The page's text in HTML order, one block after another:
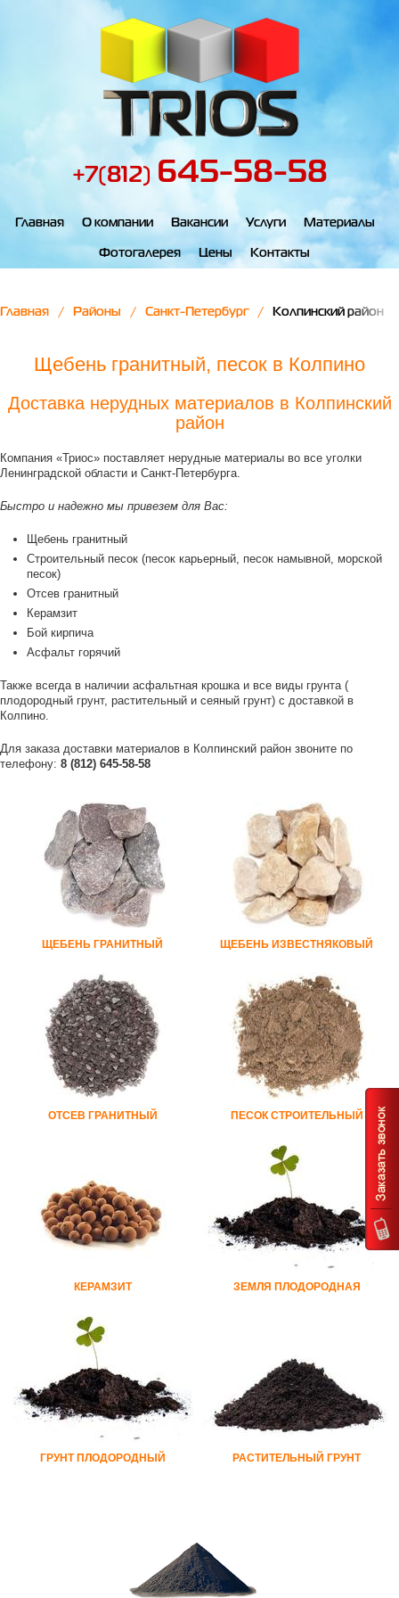
+7(812) 645-58-58
Главная О компании Вакансии Услуги Материалы
Фотогалерея Цены Контакты
Главная Районы Санкт-Петербург Колпинский район
Щебень гранитный, песок в Колпино
Доставка нерудных материалов в Колпинский
район
Компания «Триос» поставляет нерудные материалы во все уголки
Ленинградской области и Санкт-Петербурга.
Быстро и надежно мы привезем для Вас:
Щебень гранитный
Строительный песок (песок карьерный, песок намывной, морской
песок)
Отсев гранитный
Керамзит
Бой кирпича
Асфальт горячий
Также всегда в наличии асфальтная крошка и все виды грунта (
плодородный грунт, растительный и сеяный грунт) с доставкой в
Колпино.
Для заказа доставки материалов в Колпинский район звоните по
телефону: 8 (812) 645-58-58
ЩЕБЕНЬ ГРАНИТНЫЙ ЩЕБЕНЬ ИЗВЕСТНЯКОВЫЙ
ОТСЕВ ГРАНИТНЫЙ ПЕСОК СТРОИТЕЛЬНЫЙ
КЕРАМЗИТ ЗЕМЛЯ ПЛОДОРОДНАЯ
ГРУНТ ПЛОДОРОДНЫЙ РАСТИТЕЛЬНЫЙ ГРУНТ